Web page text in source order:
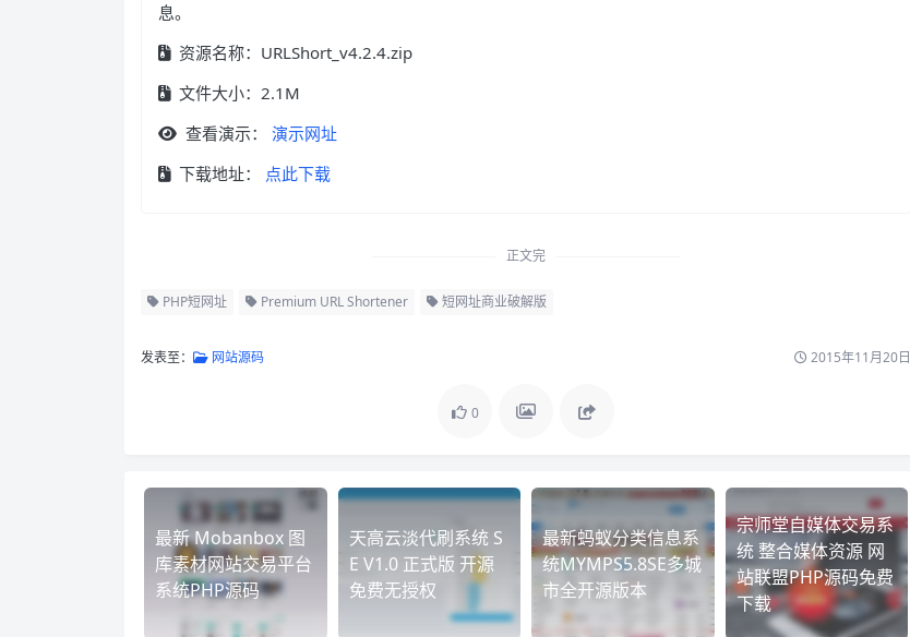
息。
资源名称：URLShort_v4.2.4.zip
文件大小：2.1M
查看演示：
演示网址
下载地址：
点此下载
正文完
PHP短网址 Premium URL Shortener 短网址商业破解版
发表至： 网站源码 2015年11月20日
0
最新 Mobanbox 图
库素材网站交易平台
系统PHP源码
天高云淡代刷系统 S
E V1.0 正式版 开源
免费无授权
最新蚂蚁分类信息系
统MYMPS5.8SE多城
市全开源版本
宗师堂自媒体交易系
统 整合媒体资源 网
站联盟PHP源码免费
下载